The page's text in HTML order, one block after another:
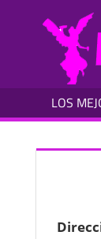
Moteles
en
Ciudad
Mexico
DF
LOS